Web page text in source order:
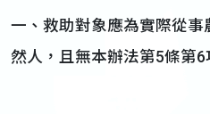
一、救助對象應為實際從事
然人，且無本辦法第5條第6